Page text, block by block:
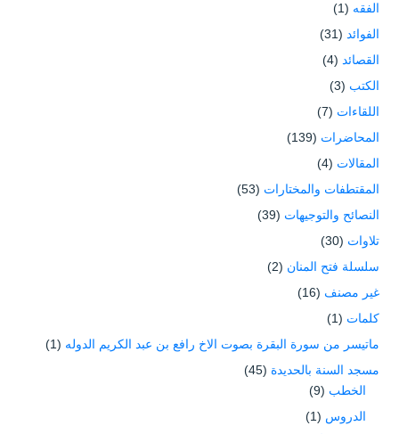
الفقه (1)
الفوائد (31)
القصائد (4)
الكتب (3)
اللقاءات (7)
المحاضرات (139)
المقالات (4)
المقتطفات والمختارات (53)
النصائح والتوجيهات (39)
تلاوات (30)
سلسلة فتح المنان (2)
غير مصنف (16)
كلمات (1)
ماتيسر من سورة البقرة بصوت الاخ رافع بن عبد الكريم الدوله (1)
مسجد السنة بالحديدة (45)
الخطب (9)
الدروس (1)